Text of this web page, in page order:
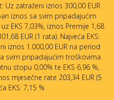
Uz zatraženi iznos 300,00 EUR
iznos sa svim pripadajućim
EKS 7,03%, iznos Premije 1,68
EUR (1 rata). Najveća EKS:
iznos 1.000,00 EUR na period
svim pripadajućim troškovima
stopu 0,00% te EKS 6,96 %,
mjesečne rate 203,34 EUR (5
EKS: 7,15 %